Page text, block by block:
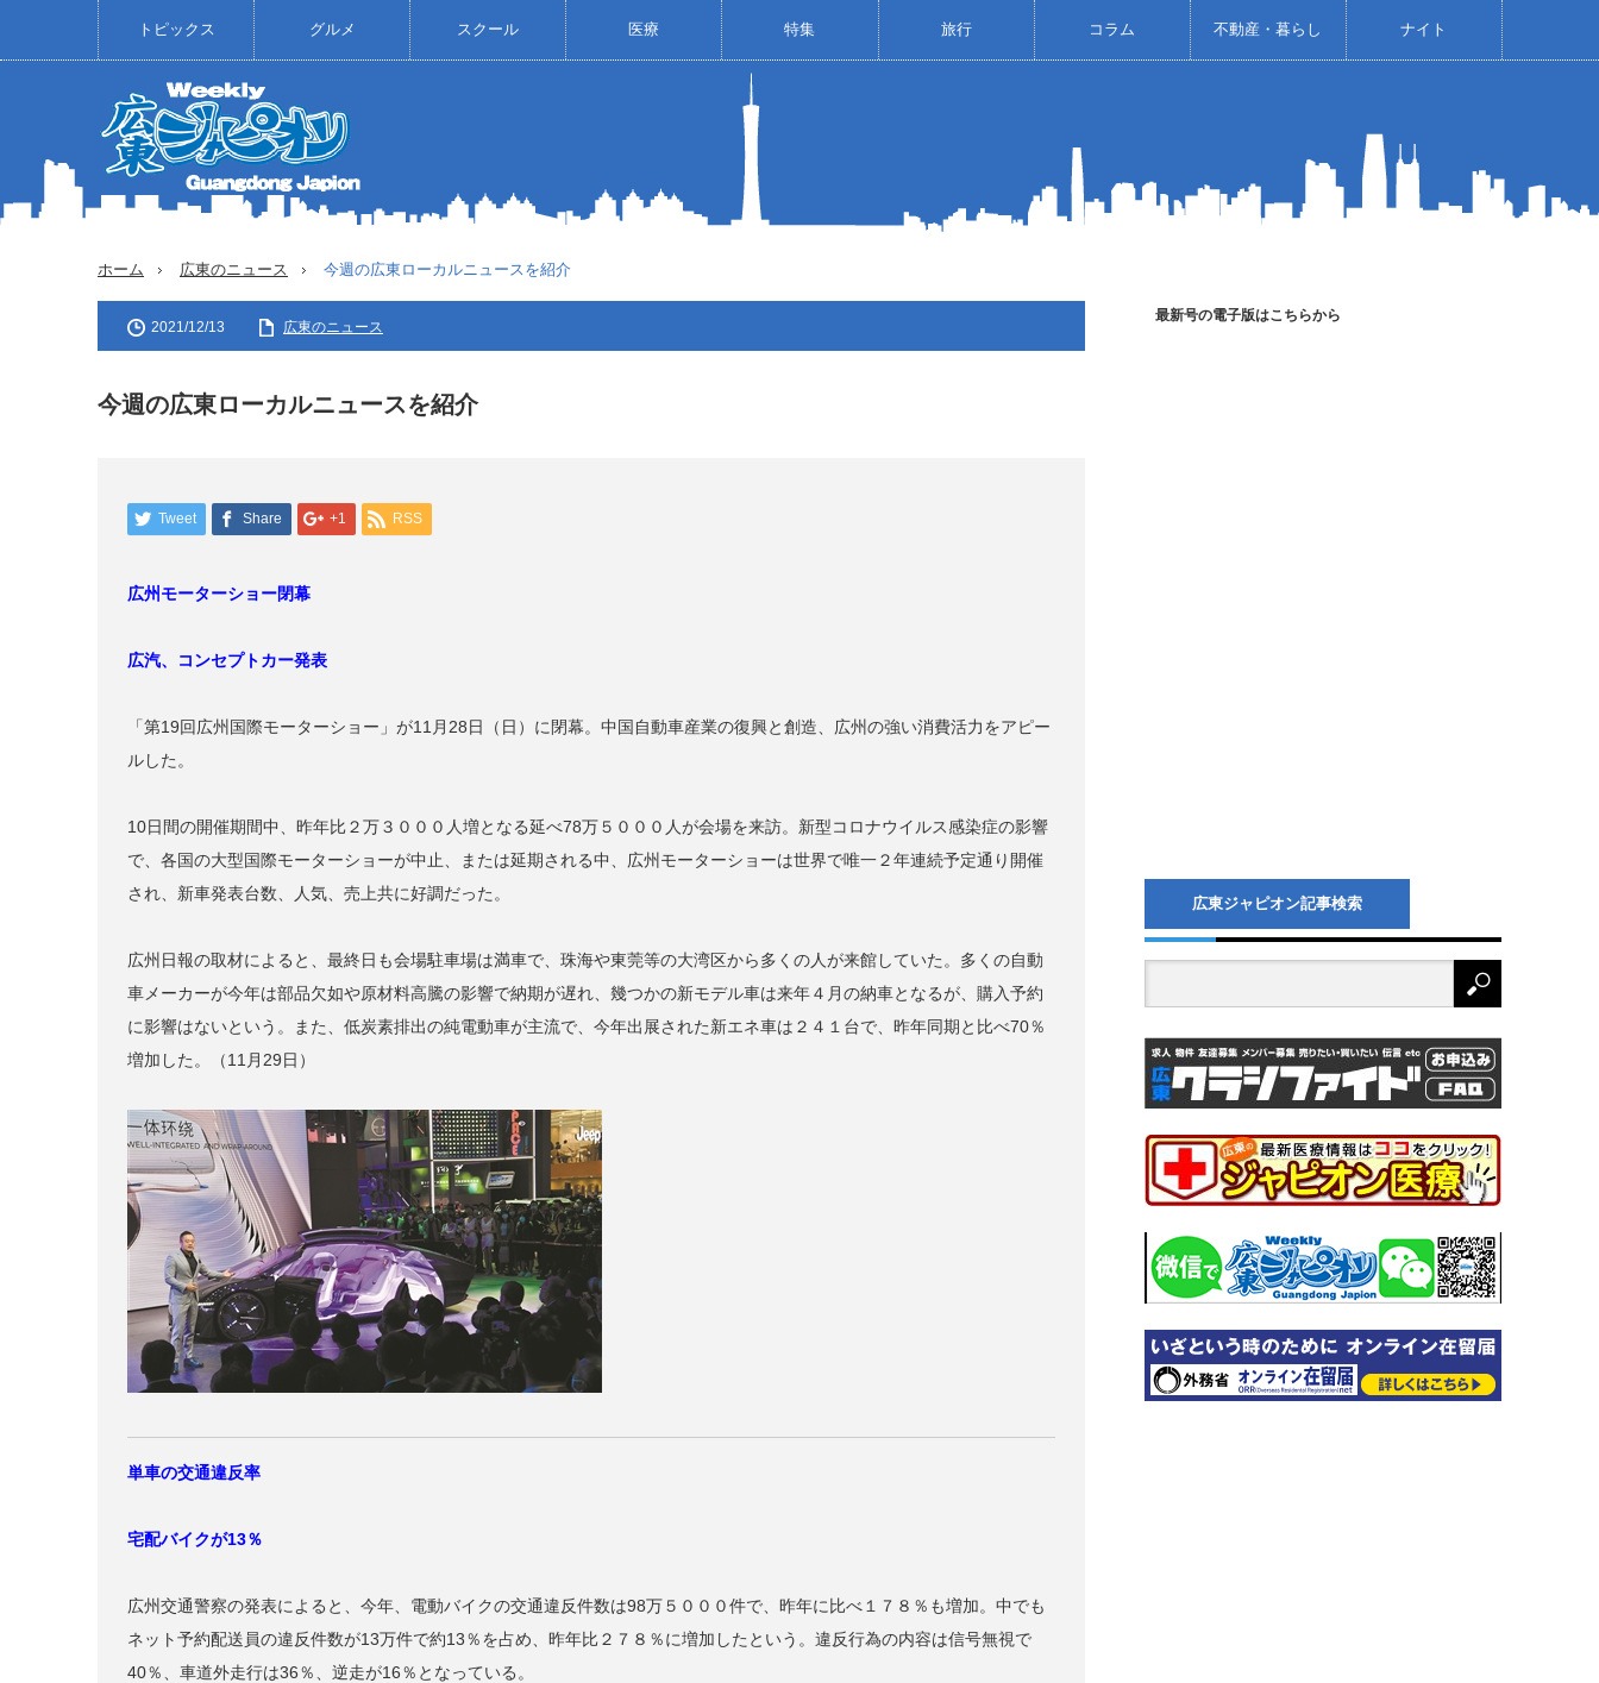
トピックス グルメ スクール 医療 特集 旅行 コラム 不動産・暮らし ナイト
ホーム 広東のニュース 今週の広東ローカルニュースを紹介
2021/12/13 広東のニュース
今週の広東ローカルニュースを紹介
Tweet Share +1 RSS
広州モーターショー閉幕
広汽、コンセプトカー発表
「第19回広州国際モーターショー」が11月28日（日）に閉幕。中国自動車産業の復興と創造、広州の強い消費活力をアピー
ルした。
10日間の開催期間中、昨年比２万３０００人増となる延べ78万５０００人が会場を来訪。新型コロナウイルス感染症の影響
で、各国の大型国際モーターショーが中止、または延期される中、広州モーターショーは世界で唯一２年連続予定通り開催
され、新車発表台数、人気、売上共に好調だった。
広州日報の取材によると、最終日も会場駐車場は満車で、珠海や東莞等の大湾区から多くの人が来館していた。多くの自動
車メーカーが今年は部品欠如や原材料高騰の影響で納期が遅れ、幾つかの新モデル車は来年４月の納車となるが、購入予約
に影響はないという。また、低炭素排出の純電動車が主流で、今年出展された新エネ車は２４１台で、昨年同期と比べ70％
増加した。（11月29日）
単車の交通違反率
宅配バイクが13％
広州交通警察の発表によると、今年、電動バイクの交通違反件数は98万５０００件で、昨年に比べ１７８％も増加。中でも
ネット予約配送員の違反件数が13万件で約13％を占め、昨年比２７８％に増加したという。違反行為の内容は信号無視で
40％、車道外走行は36％、逆走が16％となっている。
最新号の電子版はこちらから
広東ジャピオン記事検索